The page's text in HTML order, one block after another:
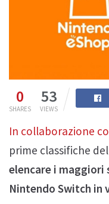
0
SHARES
53
VIEWS
In collaborazione
prime classifiche
elencare i maggiori
Nintendo Switch in